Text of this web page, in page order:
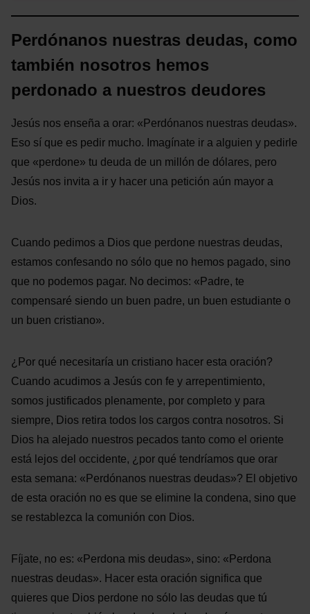
Perdónanos nuestras deudas, como
también nosotros hemos
perdonado a nuestros deudores
Jesús nos enseña a orar: «Perdónanos nuestras deudas».
Eso sí que es pedir mucho. Imagínate ir a alguien y pedirle
que «perdone» tu deuda de un millón de dólares, pero
Jesús nos invita a ir y hacer una petición aún mayor a
Dios.
Cuando pedimos a Dios que perdone nuestras deudas,
estamos confesando no sólo que no hemos pagado, sino
que no podemos pagar. No decimos: «Padre, te
compensaré siendo un buen padre, un buen estudiante o
un buen cristiano».
¿Por qué necesitaría un cristiano hacer esta oración?
Cuando acudimos a Jesús con fe y arrepentimiento,
somos justificados plenamente, por completo y para
siempre, Dios retira todos los cargos contra nosotros. Si
Dios ha alejado nuestros pecados tanto como el oriente
está lejos del occidente, ¿por qué tendríamos que orar
esta semana: «Perdónanos nuestras deudas»? El objetivo
de esta oración no es que se elimine la condena, sino que
se restablezca la comunión con Dios.
Fíjate, no es: «Perdona mis deudas», sino: «Perdona
nuestras deudas». Hacer esta oración significa que
quieres que Dios perdone no sólo las deudas que tú